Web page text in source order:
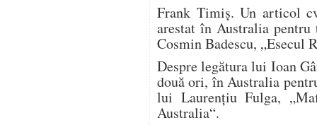
Frank Timiş. Un articol
arestat în Australia
Cosmin Badescu, „Esecul
Despre legătura lui Ioan
două ori, în Australia
lui Laurenţiu Fulga,
Australia“.